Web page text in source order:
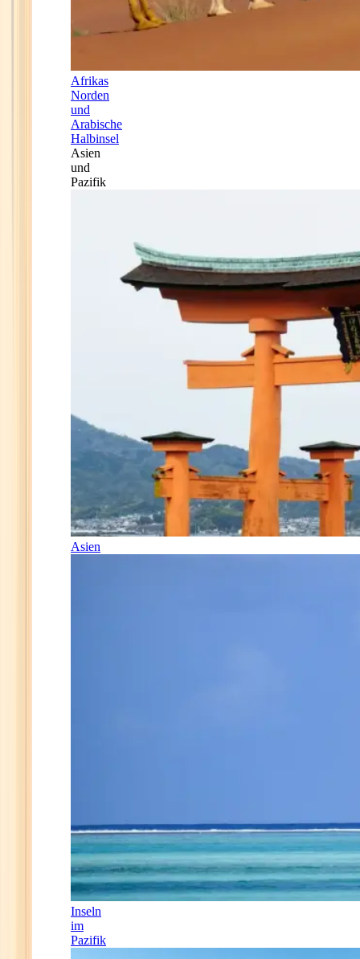
Afrikas
Norden
und
Arabische
Halbinsel
Asien
und
Pazifik
Asien
Inseln
im
Pazifik